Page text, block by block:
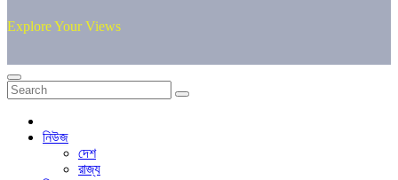
Explore Your Views
নিউজ
দেশ
রাজ্য